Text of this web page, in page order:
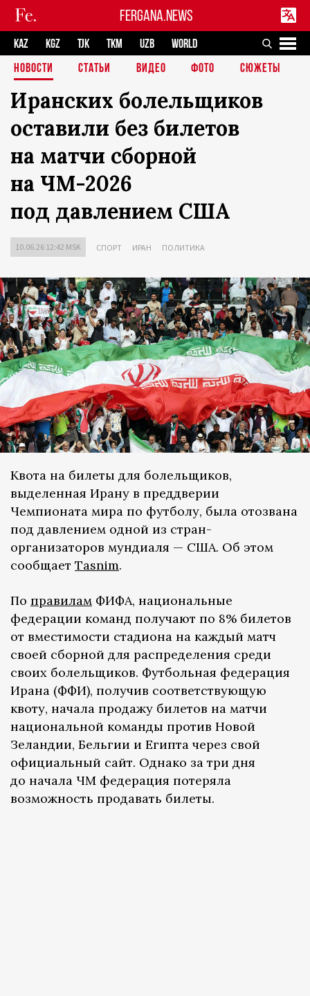
FERGANA.NEWS
KAZ KGZ TJK TKM UZB
WORLD
НОВОСТИ
СТАТЬИ ВИДЕО ФОТО СЮЖЕТЫ
Иранских болельщиков
оставили без билетов
на матчи сборной
на ЧМ-2026
под давлением США
10.06.26 12:42 MSK СПОРТ ИРАН ПОЛИТИКА
Квота на билеты для болельщиков,
выделенная Ирану в преддверии
Чемпионата мира по футболу, была отозвана
под давлением одной из стран-
организаторов мундиаля — США. Об этом
сообщает Tasnim.
По правилам ФИФА, национальные
федерации команд получают по 8% билетов
от вместимости стадиона на каждый матч
своей сборной для распределения среди
своих болельщиков. Футбольная федерация
Ирана (ФФИ), получив соответствующую
квоту, начала продажу билетов на матчи
национальной команды против Новой
Зеландии, Бельгии и Египта через свой
официальный сайт. Однако за три дня
до начала ЧМ федерация потеряла
возможность продавать билеты.